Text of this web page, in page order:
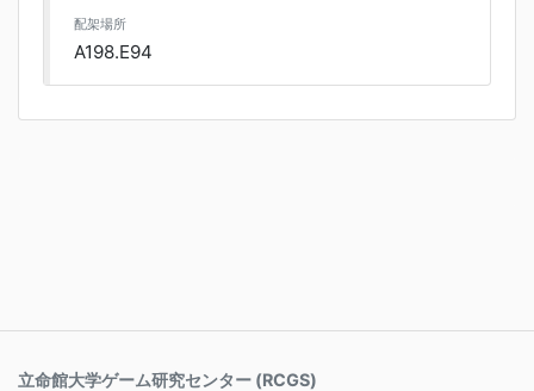
配架場所
A198.E94
立命館大学ゲーム研究センター (RCGS)